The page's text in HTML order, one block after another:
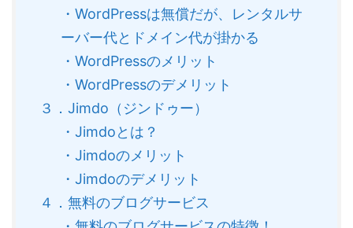
・WordPressは無償だが、レンタルサ
ーバー代とドメイン代が掛かる
・WordPressのメリット
・WordPressのデメリット
３．Jimdo（ジンドゥー）
・Jimdoとは？
・Jimdoのメリット
・Jimdoのデメリット
４．無料のブログサービス